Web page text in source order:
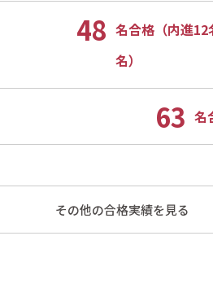
48 名合格（内進
名）
63 名
その他の合格実績を見る